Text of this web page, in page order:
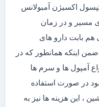
اکسیژن آمبولانس
مسیر و در زمان
هم بابت دارو های
اینکه همانطور که در
آمپول ها و سرم ها
در صورت استفاده
، این هزینه ها نیز به